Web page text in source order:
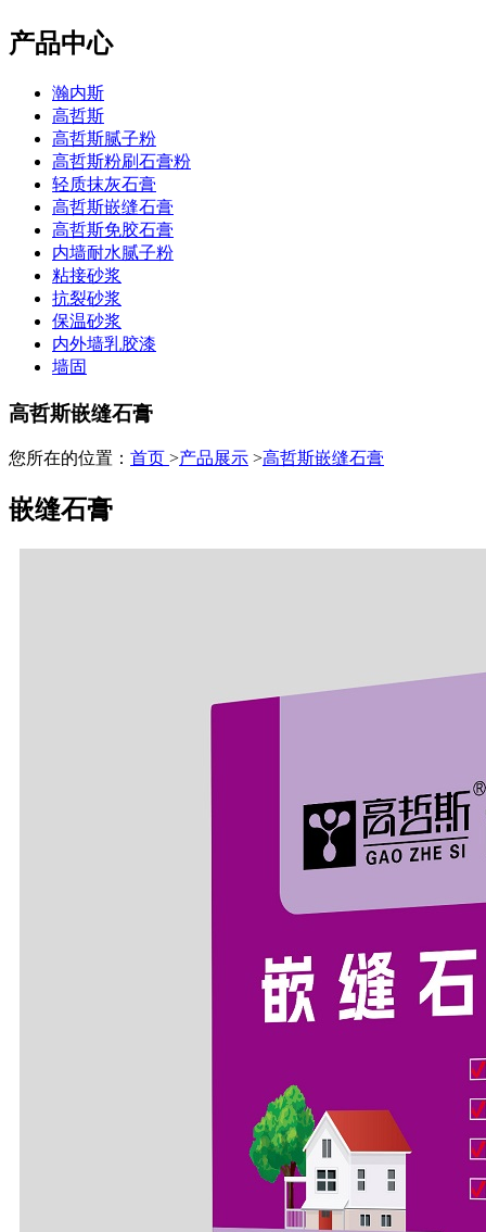
产品中心
瀚内斯
高哲斯
高哲斯腻子粉
高哲斯粉刷石膏粉
轻质抹灰石膏
高哲斯嵌缝石膏
高哲斯免胶石膏
内墙耐水腻子粉
粘接砂浆
抗裂砂浆
保温砂浆
内外墙乳胶漆
墙固
高哲斯嵌缝石膏
您所在的位置： 首页 >产品展示 >高哲斯嵌缝石膏
嵌缝石膏